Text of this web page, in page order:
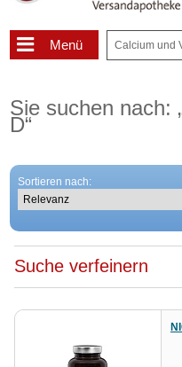
Menü
Sie suchen nach:
D“
Sortieren nach:
Suche verfeinern